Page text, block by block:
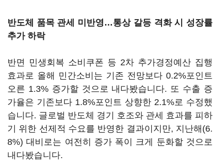
반도체 품목 관세 미반영…통상 갈등 격화 시 성장률
추가 하락
반면 민생회복 소비쿠폰 등 2차 추가경정예산 집행
효과로 올해 민간소비는 기존 전망보다 0.2%포인트
오른 1.3% 증가할 것으로 내다봤습니다. 또 수출 증
가율은 기존보다 1.8%포인트 상향한 2.1%로 수정했
습니다. 글로벌 반도체 경기 호조와 관세 효과를 피하
기 위한 선제적 수요를 반영한 결과이지만, 지난해(6.
8%) 대비로는 여전히 증가 폭이 크게 둔화할 것으로
내다봤습니다.